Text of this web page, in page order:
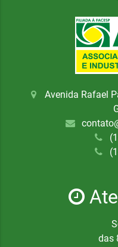
Avenida Rafael
das